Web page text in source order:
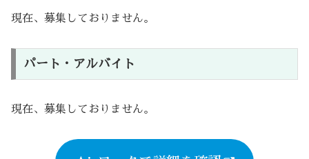
現在、募集しておりません。
パート・アルバイト
現在、募集しておりません。